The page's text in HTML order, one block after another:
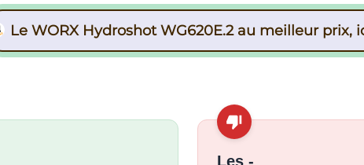
Le WORX Hydroshot WG620E.2 au meilleur prix,
Les -